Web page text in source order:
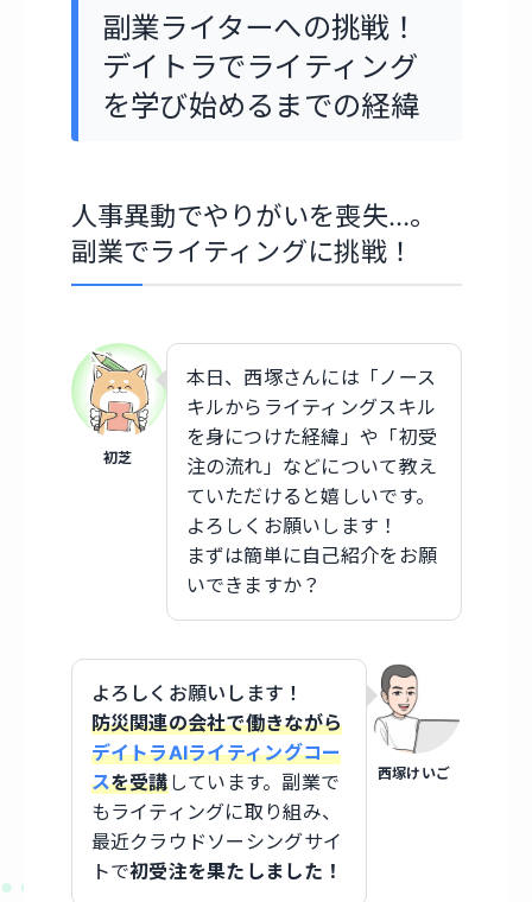
副業ライターへの挑戦！
デイトラでライティング
を学び始めるまでの経緯
人事異動でやりがいを喪失…。
副業でライティングに挑戦！
初芝
本日、西塚さんには「ノース
キルからライティングスキル
を身につけた経緯」や「初受
注の流れ」などについて教え
ていただけると嬉しいです。
よろしくお願いします！
まずは簡単に自己紹介をお願
いできますか？
西塚けいご
よろしくお願いします！
防災関連の会社で働きながら
デイトラAIライティングコー
スを受講しています。副業で
もライティングに取り組み、
最近クラウドソーシングサイ
トで初受注を果たしました！